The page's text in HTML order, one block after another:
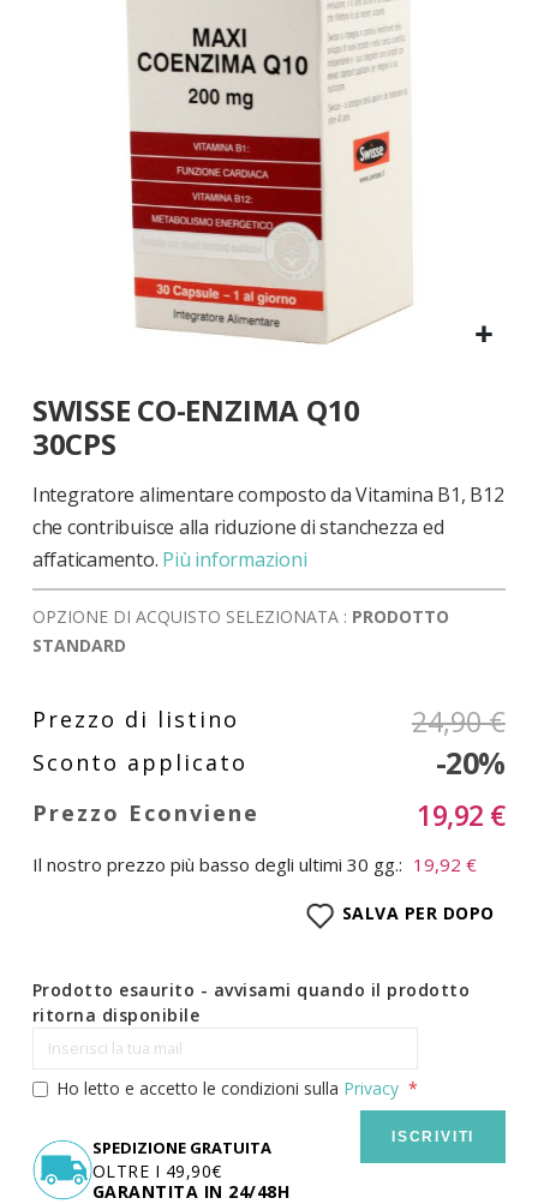
all'inizio
della
galleria
di
immagini
SWISSE CO-ENZIMA Q10
30CPS
Integratore alimentare composto da Vitamina B1, B12
che contribuisce alla riduzione di stanchezza ed
affaticamento. Più informazioni
OPZIONE DI ACQUISTO SELEZIONATA : PRODOTTO
STANDARD
24,90 €
-20%
19,92 €
Il nostro prezzo più basso degli ultimi 30 gg.: 19,92 €
SALVA PER DOPO
Prodotto esaurito - avvisami quando il prodotto
ritorna disponibile
Ho letto e accetto le condizioni sulla Privacy
ISCRIVITI
SPEDIZIONE GRATUITA
OLTRE I 49,90€
GARANTITA IN 24/48H